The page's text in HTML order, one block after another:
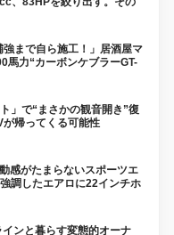
強まで自ら施工！」居酒屋マ
馬力“カーボンケブラーGT-
」で“まさかの観音開き”復
帰ってくる可能性
感がたまらないスポーツエ
調したエアロに22インチホ
インと暮らす変態的オーナ